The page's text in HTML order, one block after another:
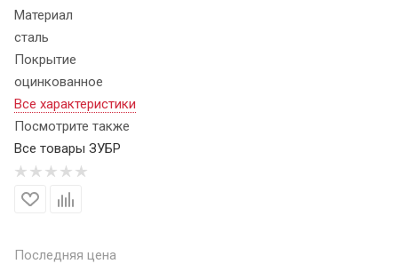
Материал
сталь
Покрытие
оцинкованное
Все характеристики
Посмотрите также
Все товары ЗУБР
Последняя цена